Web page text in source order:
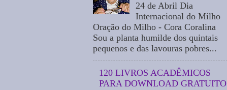
24 de Abril Dia
Internacional do Milho
Oração do Milho - Cora Coralina
Sou a planta humilde dos quintais
pequenos e das lavouras pobres...
120 LIVROS ACADÊMICOS
PARA DOWNLOAD GRATUITO